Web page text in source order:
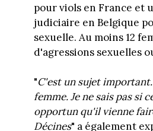
pour viols en France et
judiciaire en Belgique
sexuelle. Au moins 12
d'agressions sexuelles
"C'est un sujet important.
femme. Je ne sais pas si
opportun qu'il vienne
Décines" a également